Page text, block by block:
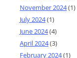
November 2024(1)
July 2024(1)
June 2024(4)
April 2024(3)
February 2024(1)